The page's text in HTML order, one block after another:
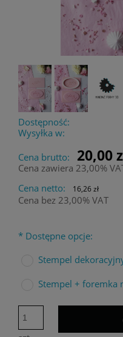
Dostępność:
Wysyłka w:
Cena brutto:
20,00
Cena zawiera 23,00%
Cena netto:
16,26 zł
Cena bez 23,00% VAT
* Dostępne opcje:
Stempel
Stempel + foremka